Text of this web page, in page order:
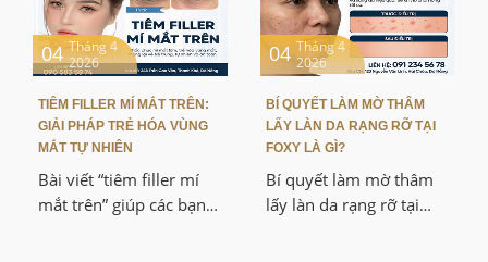
04 Tháng 4
2026
TIÊM FILLER MÍ MẮT TRÊN:
GIẢI PHÁP TRẺ HÓA VÙNG
MẮT TỰ NHIÊN
Bài viết “tiêm filler mí
mắt trên” giúp các bạn
04 Tháng 4
2026
BÍ QUYẾT LÀM MỜ THÂM
LẤY LÀN DA RẠNG RỠ TẠI
FOXY LÀ GÌ?
Bí quyết làm mờ thâm
lấy làn da rạng rỡ tại